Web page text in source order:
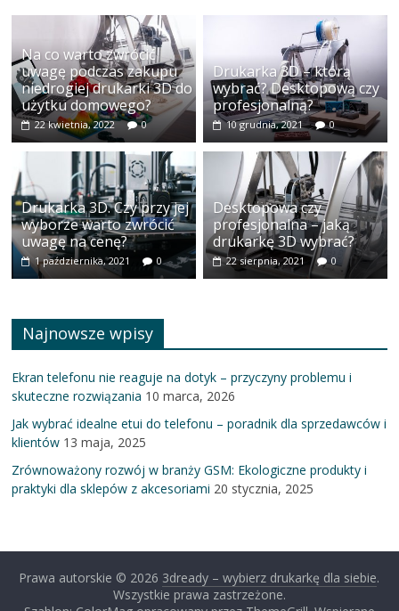
uwagę podczas zakupu
niedrogiej drukarki 3D do
użytku domowego?
22 kwietnia, 2022 0
Drukarka 3D – którą
wybrać? Desktopową czy
profesjonalną?
10 grudnia, 2021 0
Drukarka 3D. Czy przy jej
wyborze warto zwrócić
uwagę na cenę?
1 października, 2021
Desktopowa czy
profesjonalna – jaką
drukarkę 3D wybrać?
22 sierpnia, 2021 0
Najnowsze wpisy
Ekran telefonu nie reaguje na dotyk – przyczyny problemu i
skuteczne rozwiązania 10 marca, 2026
klientów 13 maja, 2025
praktyki dla sklepów z akcesoriami 20 stycznia, 2025
Szablon: ColorMag opracowany przezThemeGrill. Wspierane
przez
WordPress